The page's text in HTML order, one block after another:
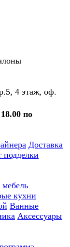
4 этаж, оф.
по
Доставка
подделки
кухни
Ванные
Аксессуары